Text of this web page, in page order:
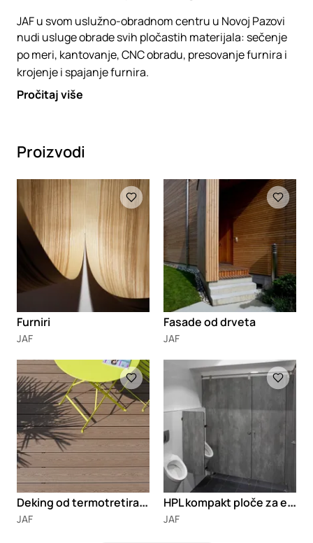
JAF u svom uslužno-obradnom centru u Novoj Pazovi
nudi usluge obrade svih pločastih materijala: sečenje
po meri, kantovanje, CNC obradu, presovanje furnira i
krojenje i spajanje furnira.
Pročitaj više
Proizvodi
Loading
Furniri
JAF
Loading
Fasade od drveta
JAF
Loading
D
eking od termotretiranog drveta
JAF
Loading
H
PL kompakt ploče za enterijer
JAF